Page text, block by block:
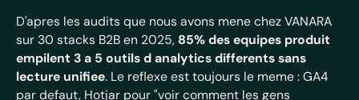
D'apres les audits que nous avons mene chez VANARA
sur 30 stacks B2B en 2025, 85% des equipes produit
empilent 3 a 5 outils d analytics differents sans
lecture unifiee. Le reflexe est toujours le meme : GA4
par defaut, Hotjar pour "voir comment les gens